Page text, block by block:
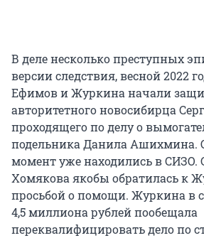
В деле несколько преступных
версии следствия, весной 2022
Ефимов и Журкина начали
авторитетного новосибирца
проходящего по делу о
подельника Данила Ашихмина.
момент уже находились в СИЗО.
Хомякова якобы обратилась к
просьбой о помощи. Журкина в
4,5 миллиона рублей пообещала
переквалифицировать дело по